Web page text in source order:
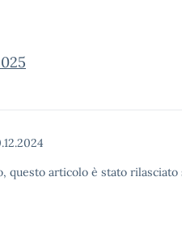
questo articolo è stato